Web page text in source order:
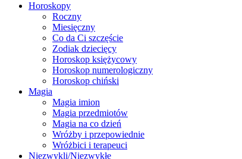
Horoskopy
Roczny
Miesięczny
Co da Ci szczęście
Zodiak dziecięcy
Horoskop księżycowy
Horoskop numerologiczny
Horoskop chiński
Magia
Magia imion
Magia przedmiotów
Magia na co dzień
Wróżby i przepowiednie
Wróżbici i terapeuci
Niezwykli/Niezwykłe